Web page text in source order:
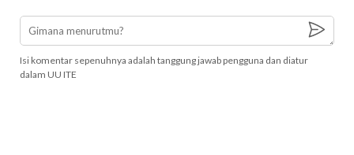
Isi komentar sepenuhnya adalah tanggung jawab pengguna dan diatur
dalam UU ITE